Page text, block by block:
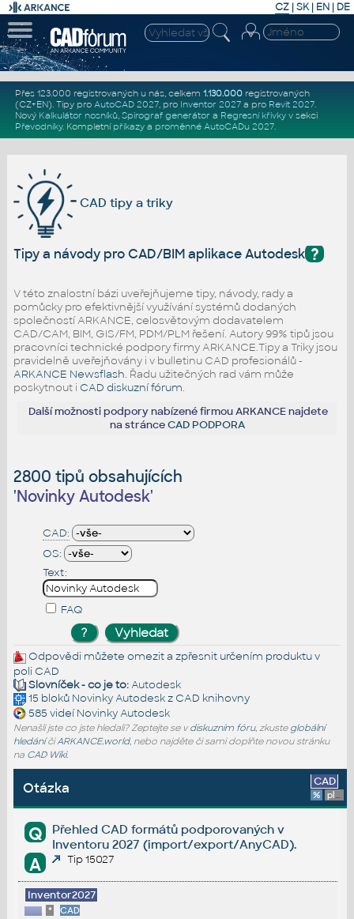
CZ | SK| EN | DE
Přes 123.000 registrovaných u nás, celkem 1.130.000registrovaných
(CZ+EN). Tipy pro AutoCAD 2027, pro Inventor 2027a pro Revit 2027.
Nový Kalkulátor nosníků, Spirograf generátor a Regresní křivkyv sekci
Převodníky. Kompletní příkazya proměnné AutoCADu 2027.
CAD tipy a triky
?
Tipy a návody pro CAD/BIM aplikace Autodesk
V této znalostní bázi uveřejňujeme tipy, návody, rady a
pomůcky pro efektivnější využívání systémů dodaných
společností ARKANCE, celosvětovým dodavatelem
CAD/CAM, BIM, GIS/FM, PDM/PLM řešení. Autory 99% tipů jsou
pracovníci technické podpory firmy ARKANCE.Tipy a Triky jsou
pravidelně uveřejňovány i v bulletinu CAD profesionálů -
ARKANCE Newsflash. Řadu užitečných rad vám může
poskytnout i CAD diskuzní fórum.
Další možnosti podpory nabízené firmou ARKANCE najdete
na stránceCAD PODPORA
2800 tipů obsahujících
'Novinky Autodesk'
CAD:
OS:
Text:
FAQ
Odpovědi můžete omezit a zpřesnit určením produktu v
poli CAD
Slovníček - co je to:Autodesk
15 bloků Novinky Autodeskz CAD knihovny
585 videíNovinky Autodesk
Nenašli jste co jste hledali? Zeptejte se v diskuzním fóru, zkuste globální
hledáníčiARKANCE.world, nebo najděte či sami doplňte novou stránku
na CAD Wiki.
Otázka CAD
% platforma
Q
Přehled CAD formátů podporovaných v
Inventoru 2027 (import/export/AnyCAD).
A Tip 15027
Inventor2027
* CAD